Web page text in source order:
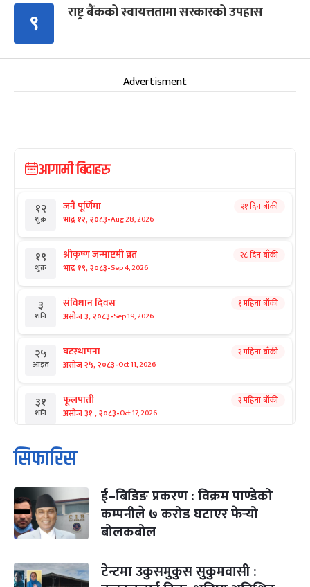
९ राष्ट्र बैंकको स्वायत्ततामा सरकारको उपहास
Advertisment
आगामी बिदाहरु
१२
शुक्र
जनै पूर्णिमा
भाद्र १२, २०८३-Aug 28, 2026
२१ दिन बाँकी
१९
शुक्र
श्रीकृष्ण जन्माष्टमी व्रत
भाद्र १९, २०८३-Sep 4, 2026
२८ दिन बाँकी
३
शनि
संविधान दिवस
असोज ३, २०८३-Sep 19, 2026
१ महिना बाँकी
२५
आइत
घटस्थापना
असोज २५, २०८३-Oct 11, 2026
२ महिना बाँकी
३१
शनि
फूलपाती
असोज ३१ , २०८३-Oct 17, 2026
२ महिना बाँकी
१
आइत
कार्तिक सङ्क्रान्ति
कार्तिक १, २०८३
३
मंगल
महानवमी
कार्तिक ३, २०८३-Oct 20, 2026
२ महिना बाँकी
४
सिफारिस
ई–बिडिङ प्रकरण : विक्रम पाण्डेको
कम्पनीले ७ करोड घटाएर फेर्‍यो
बोलकबोल
टेन्टमा उकुसमुकुस सुकुमवासी :